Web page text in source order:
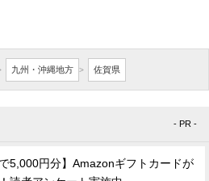
九州・沖縄地方 > 佐賀県
- PR -
で5,000円分】Amazonギフトカードが